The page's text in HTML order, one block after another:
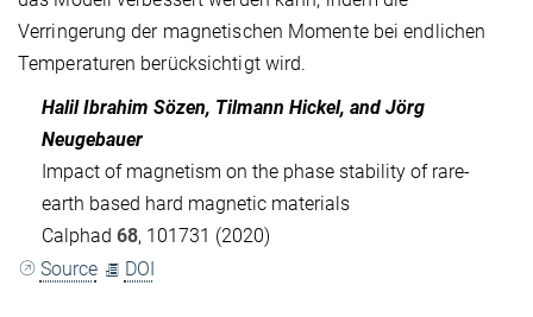
Verringerung der magnetischen Momente bei endlichen
Temperaturen berücksichtigt wird.
Halil Ibrahim Sözen, Tilmann Hickel, and Jörg
Neugebauer
Impact of magnetism on the phase stability of rare-
earth based hard magnetic materials
Calphad 68, 101731 (2020)
Source
DOI